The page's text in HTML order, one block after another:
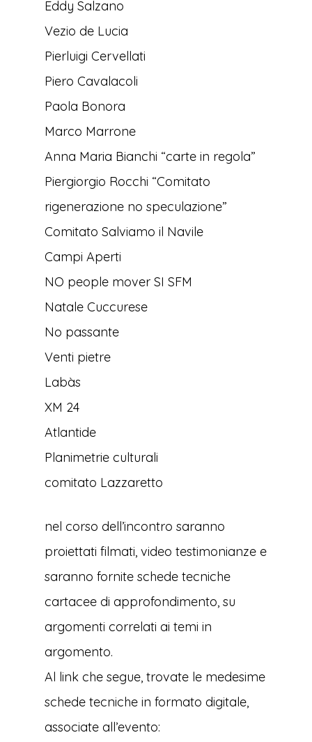
Eddy Salzano
Vezio de Lucia
Pierluigi Cervellati
Piero Cavalacoli
Paola Bonora
Marco Marrone
Anna Maria Bianchi “carte in regola”
Piergiorgio Rocchi “Comitato
rigenerazione no speculazione”
Comitato Salviamo il Navile
Campi Aperti
NO people mover SI SFM
Natale Cuccurese
No passante
Venti pietre
Labàs
XM 24
Atlantide
Planimetrie culturali
comitato Lazzaretto
nel corso dell’incontro saranno
proiettati filmati, video testimonianze e
saranno fornite schede tecniche
cartacee di approfondimento, su
argomenti correlati ai temi in
argomento.
Al link che segue, trovate le medesime
schede tecniche in formato digitale,
associate all’evento: